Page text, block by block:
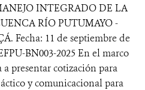
INTEGRADO DE LA
RÍO PUTUMAYO -
Fecha: 11 de septiembre de
BN003-2025 En el marco
presentar cotización para
y comunicacional para